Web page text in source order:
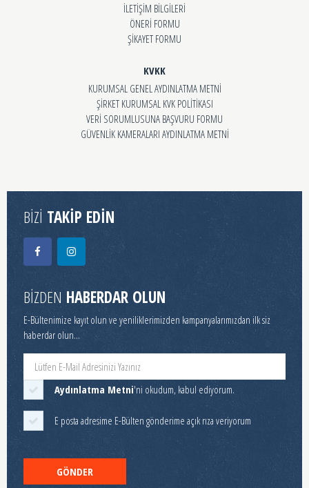
İLETİŞİM BİLGİLERİ
ÖNERİ FORMU
ŞİKAYET FORMU
KVKK
KURUMSAL GENEL AYDINLATMA METNİ
ŞİRKET KURUMSAL KVK POLİTİKASI
VERİ SORUMLUSUNA BAŞVURU FORMU
GÜVENLİK KAMERALARI AYDINLATMA METNİ
BİZİ TAKİP EDİN
BİZDEN HABERDAR OLUN
E-Bültenimize kayıt olun ve yeniliklerimizden kampanyalarımızdan ilk siz
haberdar olun...
Aydınlatma Metni'ni okudum, kabul ediyorum.
E posta adresime E-Bülten gönderime açık rıza veriyorum
GÖNDER